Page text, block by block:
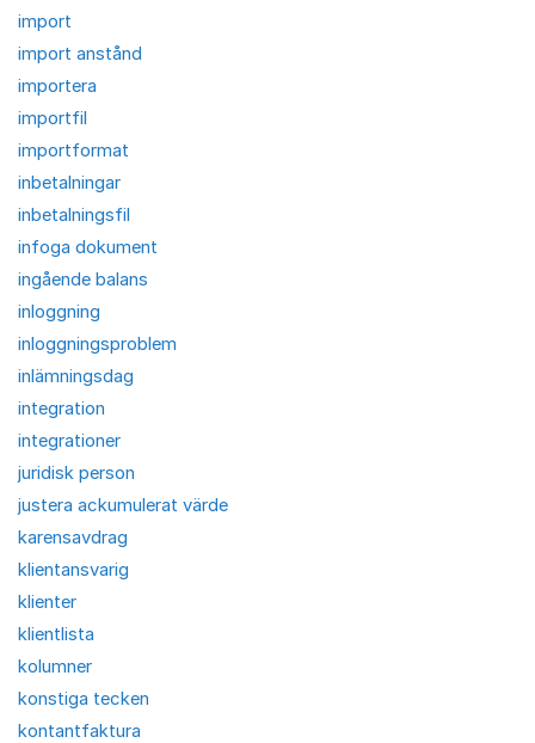
import
import anstånd
importera
importfil
importformat
inbetalningar
inbetalningsfil
infoga dokument
ingående balans
inloggning
inloggningsproblem
inlämningsdag
integration
integrationer
juridisk person
justera ackumulerat värde
karensavdrag
klientansvarig
klienter
klientlista
kolumner
konstiga tecken
kontantfaktura